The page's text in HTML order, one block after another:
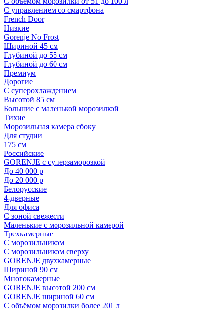
С управлением со смартфона
French Door
Низкие
Gorenje No Frost
Шириной 45 см
Глубиной до 55 см
Глубиной до 60 см
Премиум
Дорогие
С суперохлаждением
Высотой 85 см
Большие с маленькой морозилкой
Тихие
Морозильная камера сбоку
Для студии
175 см
Российские
GORENJE с суперзаморозкой
До 40 000 р
До 20 000 р
Белорусские
4-дверные
Для офиса
С зоной свежести
Маленькие с морозильной камерой
Трехкамерные
С морозильником
С морозильником сверху
GORENJE двухкамерные
Шириной 90 см
Многокамерные
GORENJE высотой 200 см
GORENJE шириной 60 см
С объёмом морозилки более 201 л